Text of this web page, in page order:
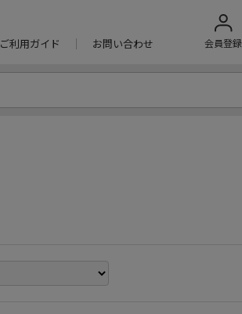
ご利用ガイド お問い合わせ 会員登録